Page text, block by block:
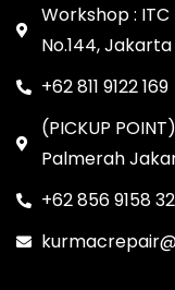
Workshop :
No.144, Jakarta
+62 811 9122 169
(PICKUP
Palmerah
+62 856 9158